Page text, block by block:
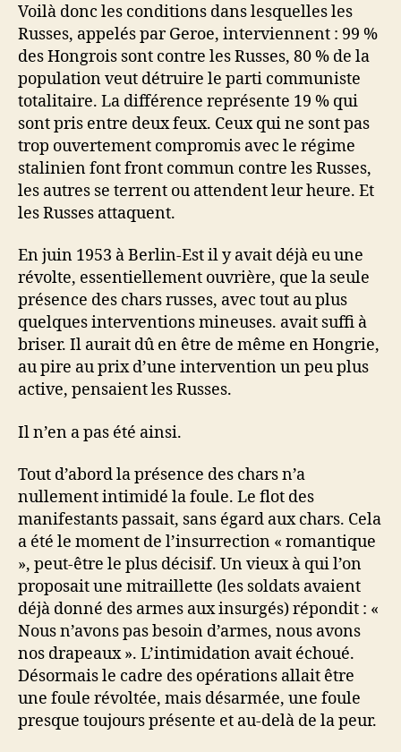
Voilà donc les conditions dans lesquelles les
Russes, appelés par Geroe, interviennent : 99 %
des Hongrois sont contre les Russes, 80 % de la
population veut détruire le parti communiste
totalitaire. La différence représente 19 % qui
sont pris entre deux feux. Ceux qui ne sont pas
trop ouvertement compromis avec le régime
stalinien font front commun contre les Russes,
les autres se terrent ou attendent leur heure. Et
les Russes attaquent.
En juin 1953 à Berlin-Est il y avait déjà eu une
révolte, essentiellement ouvrière, que la seule
présence des chars russes, avec tout au plus
quelques interventions mineuses. avait suffi à
briser. Il aurait dû en être de même en Hongrie,
au pire au prix d’une intervention un peu plus
active, pensaient les Russes.
Il n’en a pas été ainsi.
Tout d’abord la présence des chars n’a
nullement intimidé la foule. Le flot des
manifestants passait, sans égard aux chars. Cela
a été le moment de l’insurrection « romantique
», peut-être le plus décisif. Un vieux à qui l’on
proposait une mitraillette (les soldats avaient
déjà donné des armes aux insurgés) répondit : «
Nous n’avons pas besoin d’armes, nous avons
nos drapeaux ». L’intimidation avait échoué.
Désormais le cadre des opérations allait être
une foule révoltée, mais désarmée, une foule
presque toujours présente et au-delà de la peur.